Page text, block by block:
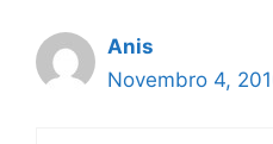
Anis
Novembro 4,